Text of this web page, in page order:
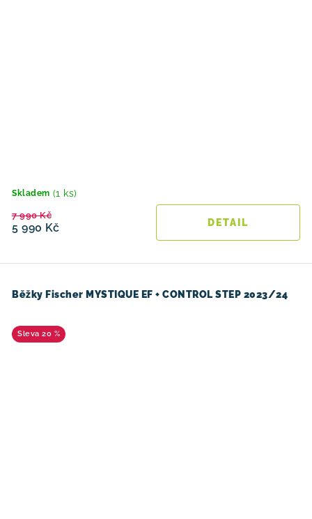
Skladem (1 ks)
5 990 Kč
7 990 Kč
Běžky Fischer MYSTIQUE EF + CONTROL STEP 2023/24
20 %